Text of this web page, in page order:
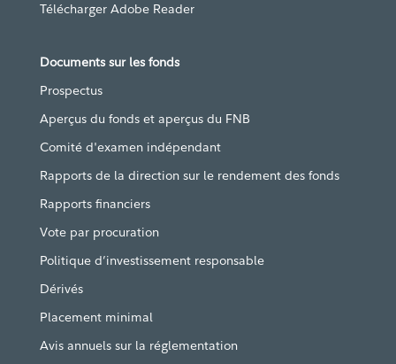
Télécharger Adobe Reader
Documents sur les fonds
Prospectus
Aperçus du fonds et aperçus du FNB
Comité d'examen indépendant
Rapports de la direction sur le rendement des fonds
Rapports financiers
Vote par procuration
Politique d’investissement responsable
Dérivés
Placement minimal
Avis annuels sur la réglementation